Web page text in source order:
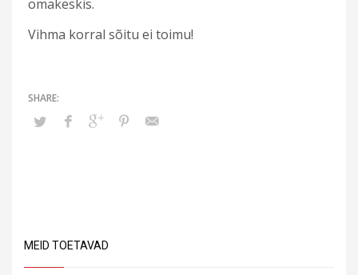
omakeskis.
Vihma korral sõitu ei toimu!
MEID TOETAVAD